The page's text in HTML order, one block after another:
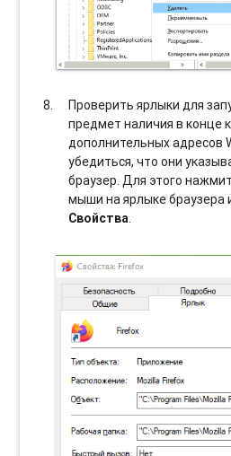
Проверить ярлыки для
предмет наличия в конце
дополнительных адресов
убедиться, что они
браузер. Для этого
мыши на ярлыке браузера
Свойства.